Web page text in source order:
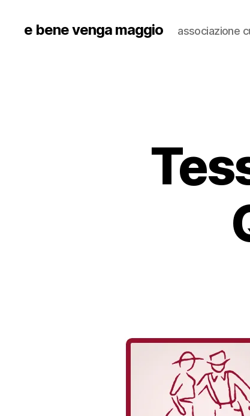
e bene venga maggio associazione